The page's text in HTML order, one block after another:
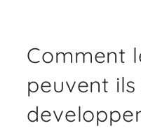
Comment
peuvent